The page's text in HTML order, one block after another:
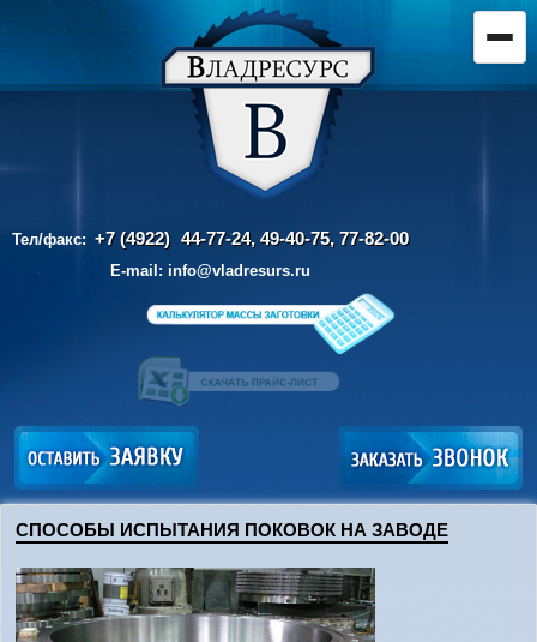
Тел/факс: +7 (4922) 44-77-24, 49-40-75, 77-82-00
E-mail: info@vladresurs.ru
СПОСОБЫ ИСПЫТАНИЯ ПОКОВОК НА ЗАВОДЕ